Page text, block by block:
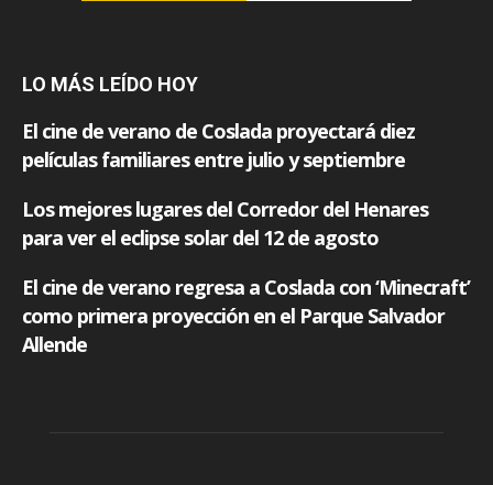
LO MÁS LEÍDO HOY